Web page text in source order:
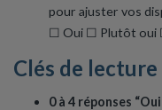
pour ajuster vos
☐ Oui ☐ Plutôt oui
Clés de lecture
0 à 4 réponses